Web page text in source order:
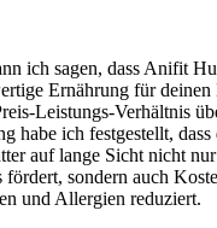
ich sagen, dass Anifit
Ernährung für deinen
Leistungs-Verhältnis
habe ich festgestellt,
auf‌ lange Sicht nicht
fördert, ‌sondern auch
​und Allergien⁢ reduziert.